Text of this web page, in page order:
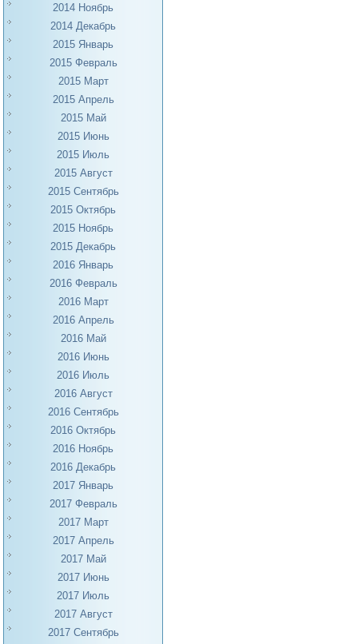
2014 Ноябрь
2014 Декабрь
2015 Январь
2015 Февраль
2015 Март
2015 Апрель
2015 Май
2015 Июнь
2015 Июль
2015 Август
2015 Сентябрь
2015 Октябрь
2015 Ноябрь
2015 Декабрь
2016 Январь
2016 Февраль
2016 Март
2016 Апрель
2016 Май
2016 Июнь
2016 Июль
2016 Август
2016 Сентябрь
2016 Октябрь
2016 Ноябрь
2016 Декабрь
2017 Январь
2017 Февраль
2017 Март
2017 Апрель
2017 Май
2017 Июнь
2017 Июль
2017 Август
2017 Сентябрь